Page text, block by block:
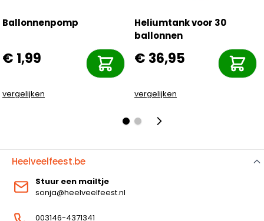
Ballonnenpomp
€ 1,99
vergelijken
Heliumtank voor 30
ballonnen
€ 36,95
vergelijken
Heelveelfeest.be
Stuur een mailtje
sonja@heelveelfeest.nl
003146-4371341